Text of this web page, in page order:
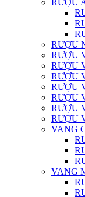
RƯỢU
RƯỢU
RƯỢU
RƯỢU
RƯỢU
RƯỢU
RƯỢU
RƯỢU
RƯỢU
VANG
VANG